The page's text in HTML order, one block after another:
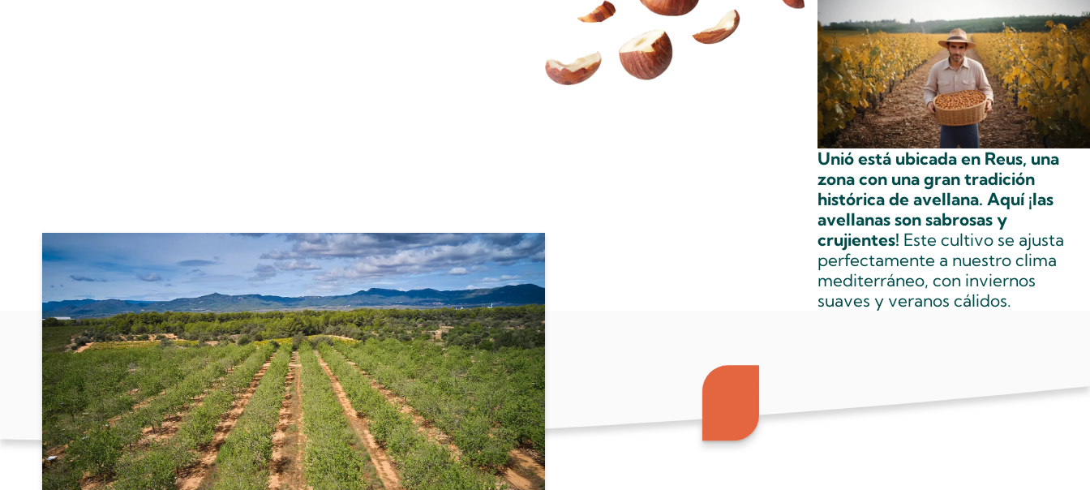
Unió está ubicada en Reus, una
zona con una gran tradición
histórica de avellana. Aquí ¡las
avellanas son sabrosas y
crujientes! Este cultivo se ajusta
perfectamente a nuestro clima
mediterráneo, con inviernos
suaves y veranos cálidos.